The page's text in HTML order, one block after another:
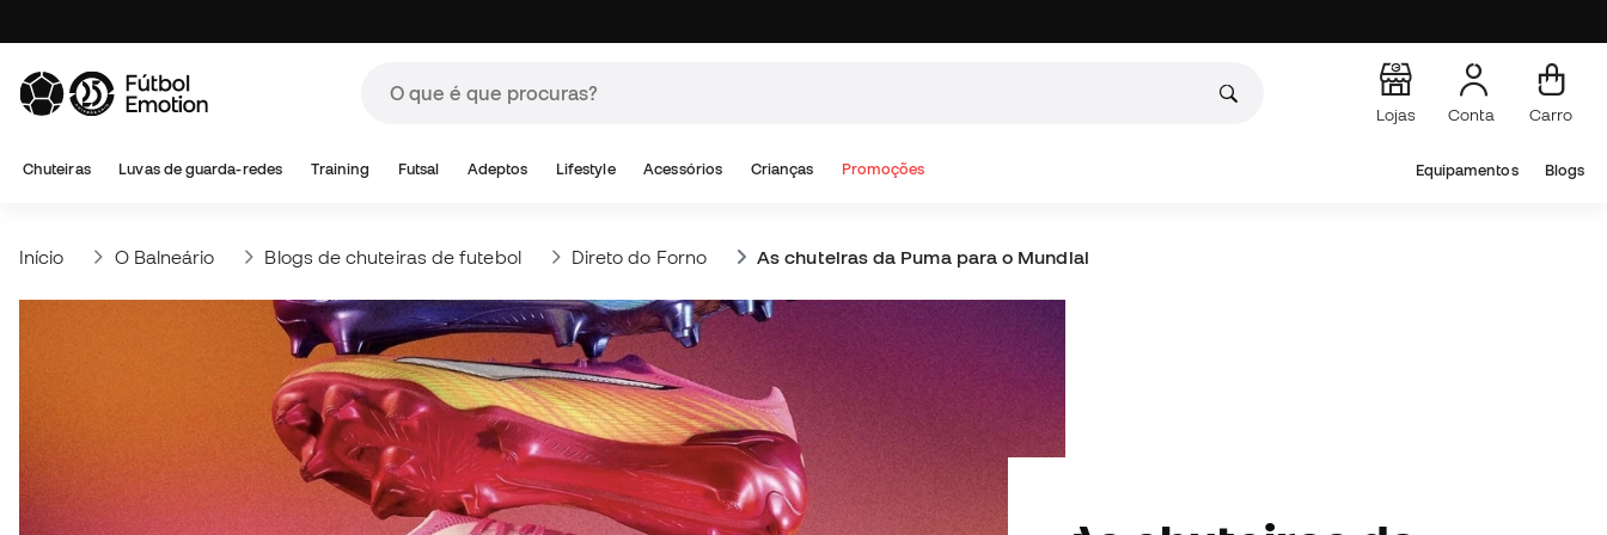
Lojas Conta Carro
Chuteiras Luvas de guarda-redes Training Futsal Adeptos Lifestyle Acessórios Crianças Promoções Equipamentos Blogs
Início O Balneário Blogs de chuteiras de futebol Direto do Forno As chuteiras da Puma para o Mundial